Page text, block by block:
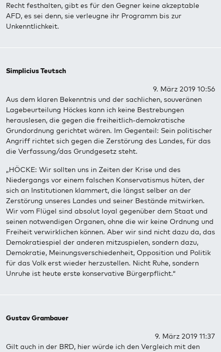
Recht festhalten, gibt es für den Gegner keine akzeptable
AFD, es sei denn, sie verleugne ihr Programm bis zur
Unkenntlichkeit.
Simplicius Teutsch
9. März 2019 10:56
Aus dem klaren Bekenntnis und der sachlichen, souveränen
Lagebeurteilung Höckes kann ich keine Bestrebungen
herauslesen, die gegen die freiheitlich-demokratische
Grundordnung gerichtet wären. Im Gegenteil: Sein politischer
Angriff richtet sich gegen die Zerstörung des Landes, für das
die Verfassung/das Grundgesetz steht.
„HÖCKE: Wir sollten uns in Zeiten der Krise und des
Niedergangs vor einem falschen Konservatismus hüten, der
sich an Institutionen klammert, die längst selber an der
Zerstörung unseres Landes und seiner Bestände mitwirken.
Wir vom Flügel sind absolut loyal gegenüber dem Staat und
seinen notwendigen Organen, ohne die wir keine Ordnung und
Freiheit verwirklichen können. Aber wir sind nicht dazu da, das
Demokratiespiel der anderen mitzuspielen, sondern dazu,
Demokratie, Meinungsverschiedenheit, Opposition und Politik
für das Volk erst wieder herzustellen. Nicht Ruhe, sondern
Unruhe ist heute erste konservative Bürgerpflicht.“
Gustav Grambauer
9. März 2019 11:37
Gilt auch in der BRD, hier würde ich den Vergleich mit den